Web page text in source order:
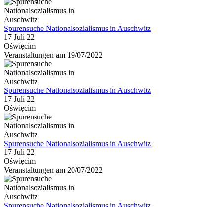
Spurensuche Nationalsozialismus in Auschwitz
17 Juli 22
Oświęcim
Veranstaltungen am 19/07/2022
Spurensuche Nationalsozialismus in Auschwitz
17 Juli 22
Oświęcim
Spurensuche Nationalsozialismus in Auschwitz
17 Juli 22
Oświęcim
Veranstaltungen am 20/07/2022
Spurensuche Nationalsozialismus in Auschwitz